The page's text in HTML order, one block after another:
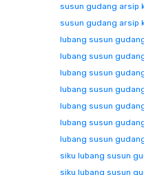
susun gudang arsip
susun gudang arsip
lubang susun
lubang susun
lubang susun
lubang susun
lubang susun
lubang susun
lubang susun
siku lubang susun
siku lubang susun